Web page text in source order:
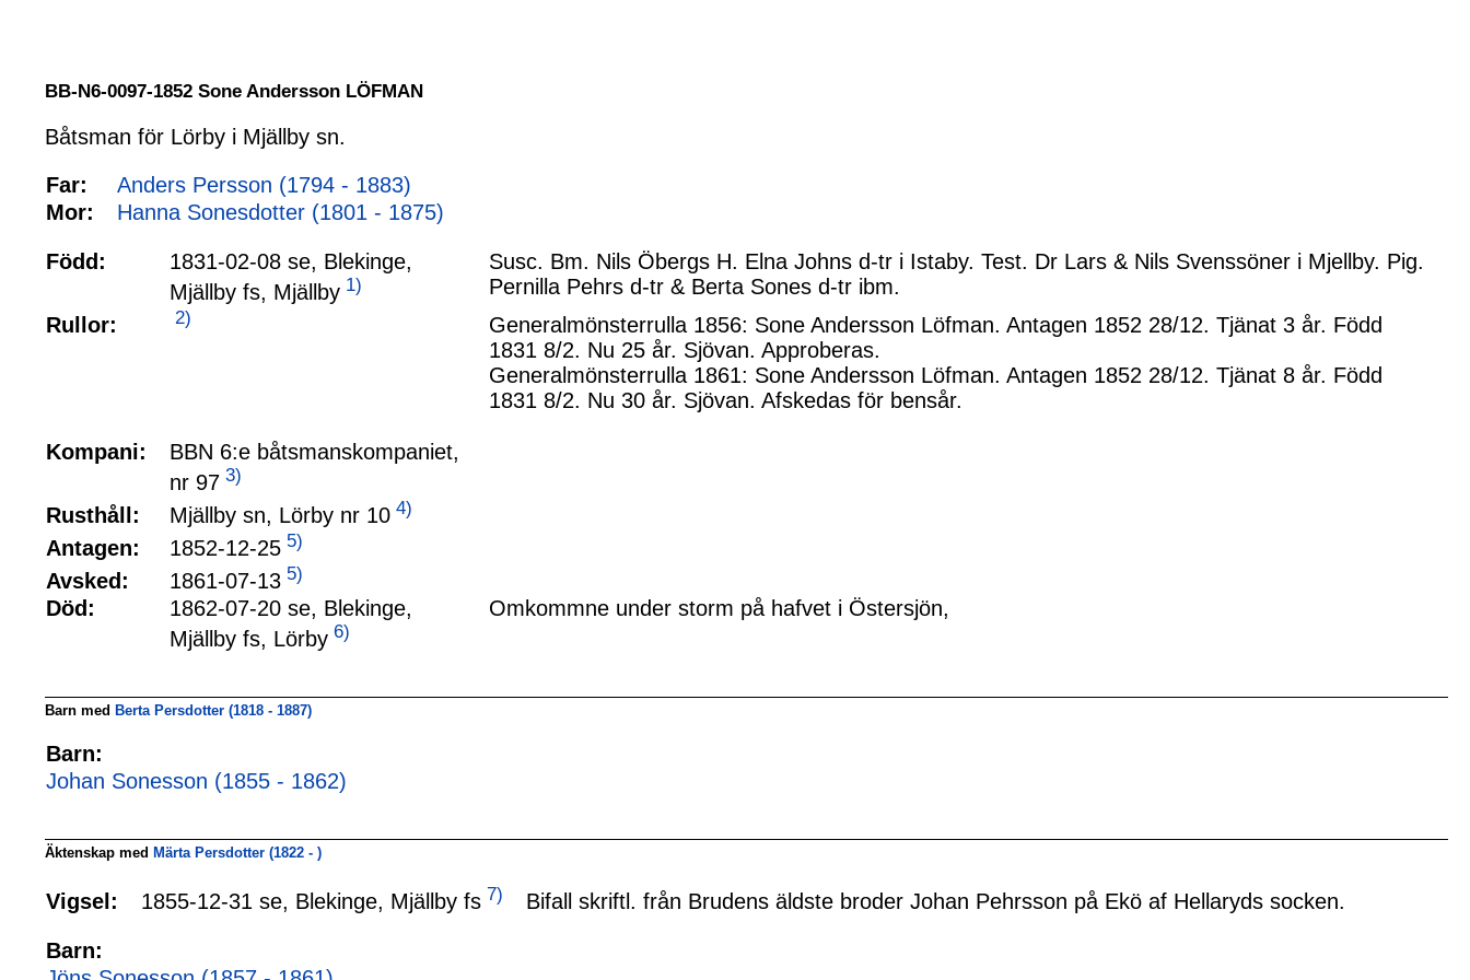
BB-N6-0097-1852 Sone Andersson LÖFMAN
Båtsman för Lörby i Mjällby sn.
Far:
Anders Persson (1794 - 1883)
Mor:
Hanna Sonesdotter (1801 - 1875)
Född:
1831-02-08 se, Blekinge,
Mjällby fs, Mjällby 1)
Susc. Bm. Nils Öbergs H. Elna Johns d-tr i Istaby. Test. Dr Lars & Nils Svenssöner i Mjellby. Pig.
Pernilla Pehrs d-tr & Berta Sones d-tr ibm.
Rullor:
2)
Generalmönsterrulla 1856: Sone Andersson Löfman. Antagen 1852 28/12. Tjänat 3 år. Född
1831 8/2. Nu 25 år. Sjövan. Approberas.
Generalmönsterrulla 1861: Sone Andersson Löfman. Antagen 1852 28/12. Tjänat 8 år. Född
1831 8/2. Nu 30 år. Sjövan. Afskedas för bensår.
Kompani:
BBN 6:e båtsmanskompaniet,
nr 97 3)
Rusthåll: Mjällby sn, Lörby nr 10 4)
Antagen: 1852-12-25 5)
Avsked: 1861-07-13 5)
Död:
1862-07-20 se, Blekinge,
Mjällby fs, Lörby 6)
Omkommne under storm på hafvet i Östersjön,
Barn med Berta Persdotter (1818 - 1887)
Barn:
Johan Sonesson (1855 - 1862)
Äktenskap med Märta Persdotter (1822 - )
Vigsel: 1855-12-31 se, Blekinge, Mjällby fs 7) Bifall skriftl. från Brudens äldste broder Johan Pehrsson på Ekö af Hellaryds socken.
Barn: